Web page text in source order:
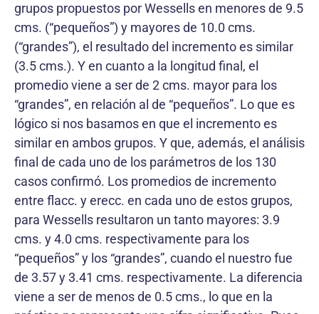
grupos propuestos por Wessells en menores de 9.5
cms. (“pequeños”) y mayores de 10.0 cms.
(“grandes”), el resultado del incremento es similar
(3.5 cms.). Y en cuanto a la longitud final, el
promedio viene a ser de 2 cms. mayor para los
“grandes”, en relación al de “pequeños”. Lo que es
lógico si nos basamos en que el incremento es
similar en ambos grupos. Y que, además, el análisis
final de cada uno de los parámetros de los 130
casos confirmó. Los promedios de incremento
entre flacc. y erecc. en cada uno de estos grupos,
para Wessells resultaron un tanto mayores: 3.9
cms. y 4.0 cms. respectivamente para los
“pequeños” y los “grandes”, cuando el nuestro fue
de 3.57 y 3.41 cms. respectivamente. La diferencia
viene a ser de menos de 0.5 cms., lo que en la